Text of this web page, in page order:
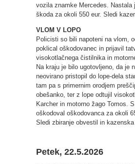
vozila znamke Mercedes. Nastala
škoda za okoli 550 eur. Sledi
VLOM V LOPO
Policisti so bili napoteni na vlom,
poklical oškodovanec in prijavil
visokotlačnega čistilnika in
Na kraju je bilo ugotovljeno, da je
neovirano pristopil do lope-dela
tam pa s primernim orodjem
obešanko, ter z lope odtujil
Karcher in motorno žago Tomos.
oškodoval oškodovanca za okoli
Sledi zbiranje obvestil in kazenska
Petek, 22.5.2026